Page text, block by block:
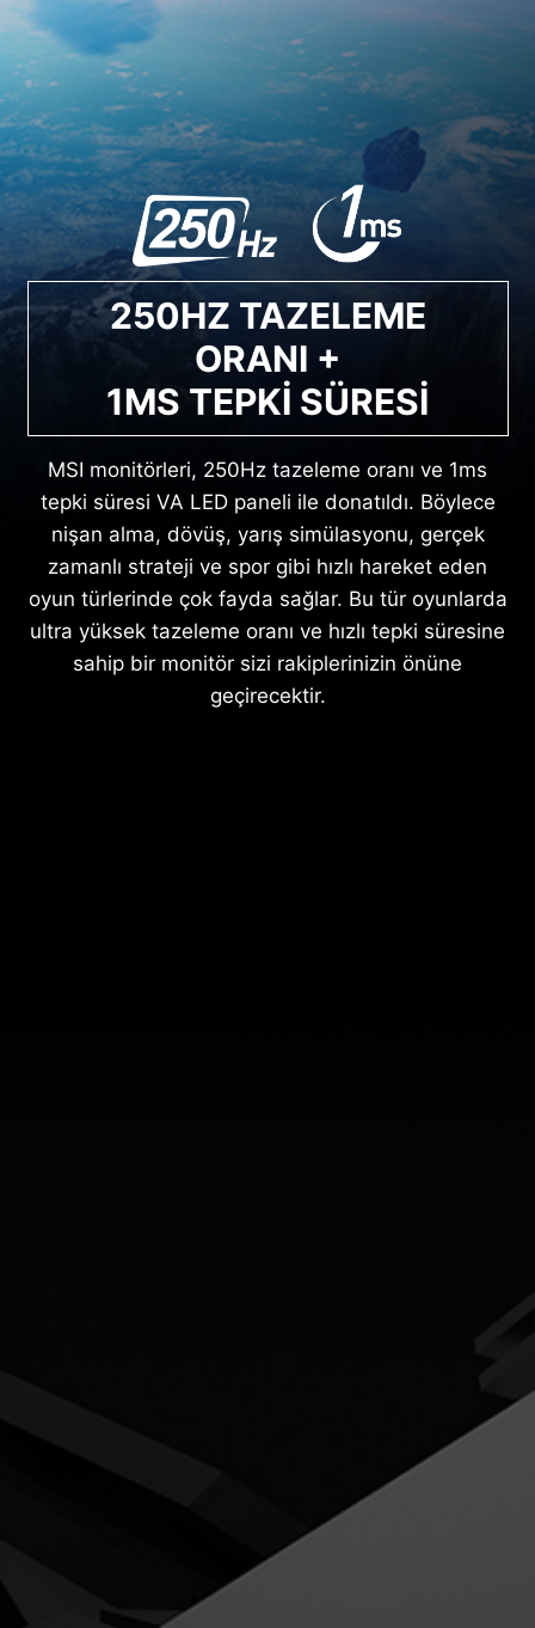
250HZ TAZELEME
ORANI +
1MS TEPKİ SÜRESİ
MSI monitörleri, 250Hz tazeleme oranı ve 1ms
tepki süresi VA LED paneli ile donatıldı. Böylece
nişan alma, dövüş, yarış simülasyonu, gerçek
zamanlı strateji ve spor gibi hızlı hareket eden
oyun türlerinde çok fayda sağlar. Bu tür oyunlarda
ultra yüksek tazeleme oranı ve hızlı tepki süresine
sahip bir monitör sizi rakiplerinizin önüne
geçirecektir.